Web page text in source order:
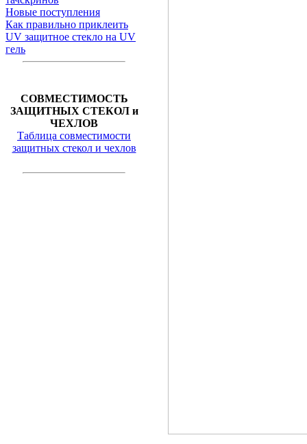
Новые поступления
Как правильно приклеить
UV защитное стекло на UV
гель
СОВМЕСТИМОСТЬ
ЗАЩИТНЫХ СТЕКОЛ и
ЧЕХЛОВ
Таблица совместимости
защитных стекол и чехлов